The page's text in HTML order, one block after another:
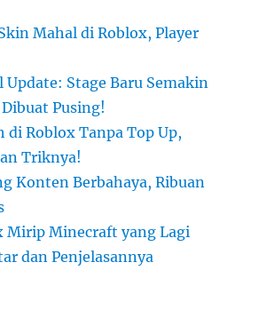
Mahal di Roblox, Player
Update: Stage Baru Semakin
Pusing!
di Roblox Tanpa Top Up,
Triknya!
Konten Berbahaya, Ribuan
Mirip Minecraft yang Lagi
dan Penjelasannya